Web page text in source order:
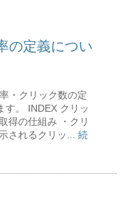
の定義につい
・クリック数の定
す。 INDEX クリッ
得の仕組み ・クリ
されるクリッ... 続